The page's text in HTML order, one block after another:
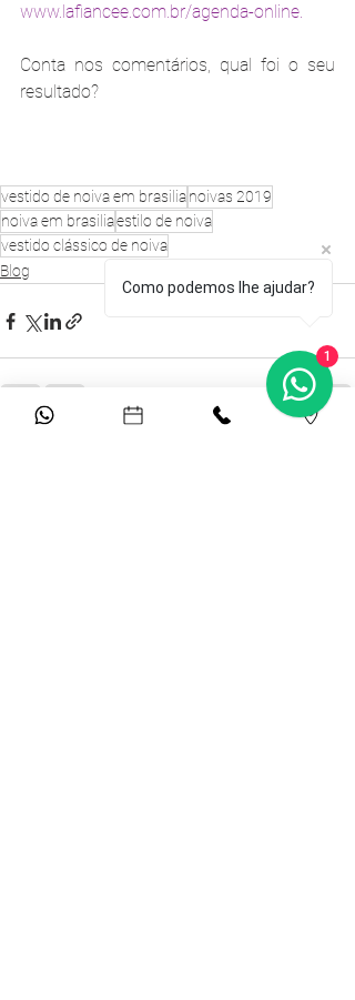
www.lafiancee.com.br/agenda-online.
Conta nos comentários, qual foi o seu
resultado?
vestido de noiva em brasilianoivas 2019
noiva em brasiliaestilo de noiva
vestido clássico de noiva
Blog
Como podemos lhe ajudar?
1